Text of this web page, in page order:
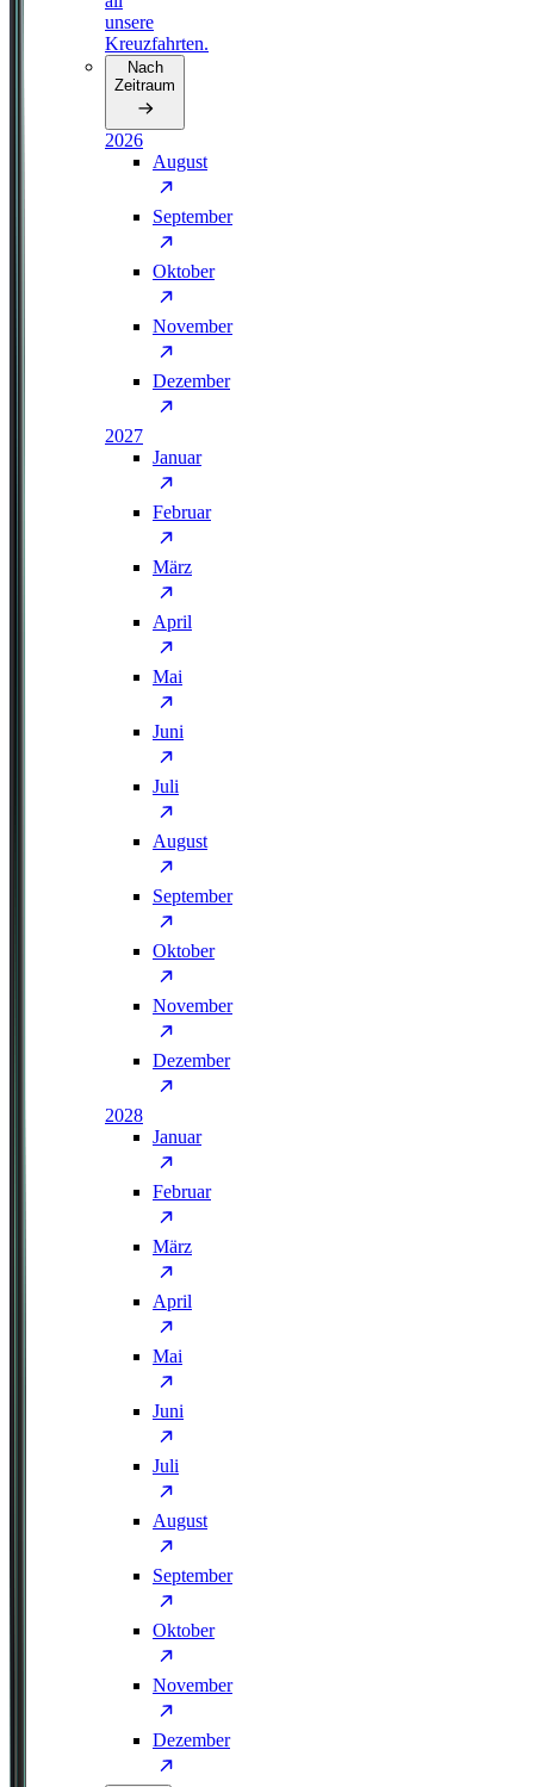
unsere
Kreuzfahrten.
Nach
Zeitraum
2026
August
September
Oktober
November
Dezember
2027
Januar
Februar
März
April
Mai
Juni
Juli
August
September
Oktober
November
Dezember
2028
Januar
Februar
März
April
Mai
Juni
Juli
August
September
Oktober
November
Dezember